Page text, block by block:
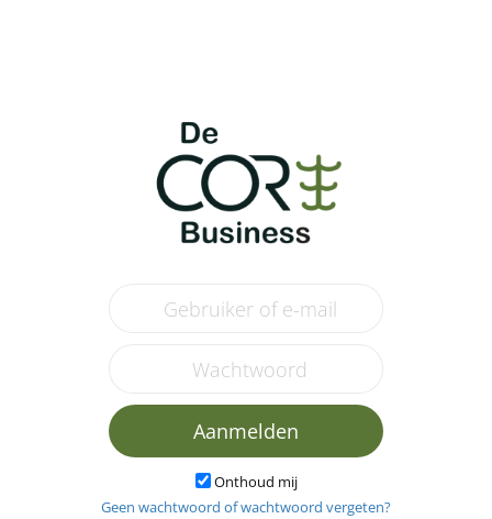
Aanmelden
Onthoud mij
Geen wachtwoord of wachtwoord vergeten?